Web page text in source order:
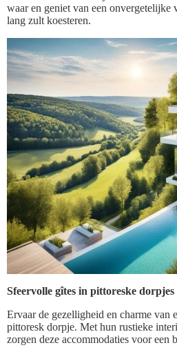
waar en geniet van een onvergetelijke
lang zult koesteren.
Sfeervolle gîtes in pittoreske dorpjes
Ervaar de gezelligheid en charme van
pittoresk dorpje. Met hun rustieke
zorgen deze accommodaties voor een